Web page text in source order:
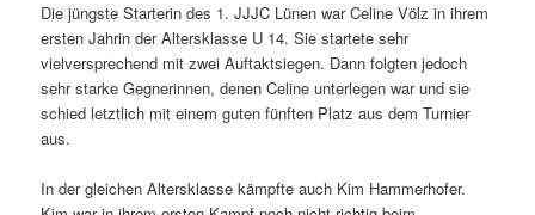
Die jüngste Starterin des 1. JJJC Lünen war Celine Völz in ihrem
ersten Jahrin der Altersklasse U 14. Sie startete sehr
vielversprechend mit zwei Auftaktsiegen. Dann folgten jedoch
sehr starke Gegnerinnen, denen Celine unterlegen war und sie
schied letztlich mit einem guten fünften Platz aus dem Turnier
aus.
In der gleichen Altersklasse kämpfte auch Kim Hammerhofer.